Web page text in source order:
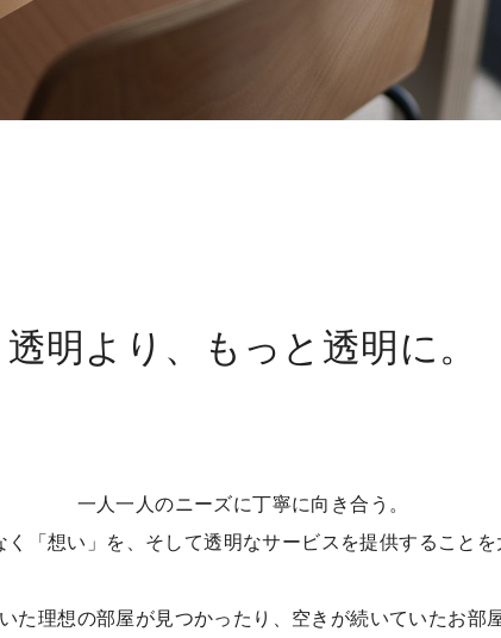
プライバシーポリ
透明より、もっと透明に。
一人一人のニーズに丁寧に向き合う。
く「想い」を、そして透明なサービスを提供することを
た理想の部屋が見つかったり、空きが続いていたお部